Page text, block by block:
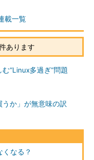
載一覧
あります
“Linux多過ぎ”問題
うか」が無意味の訳
なる？